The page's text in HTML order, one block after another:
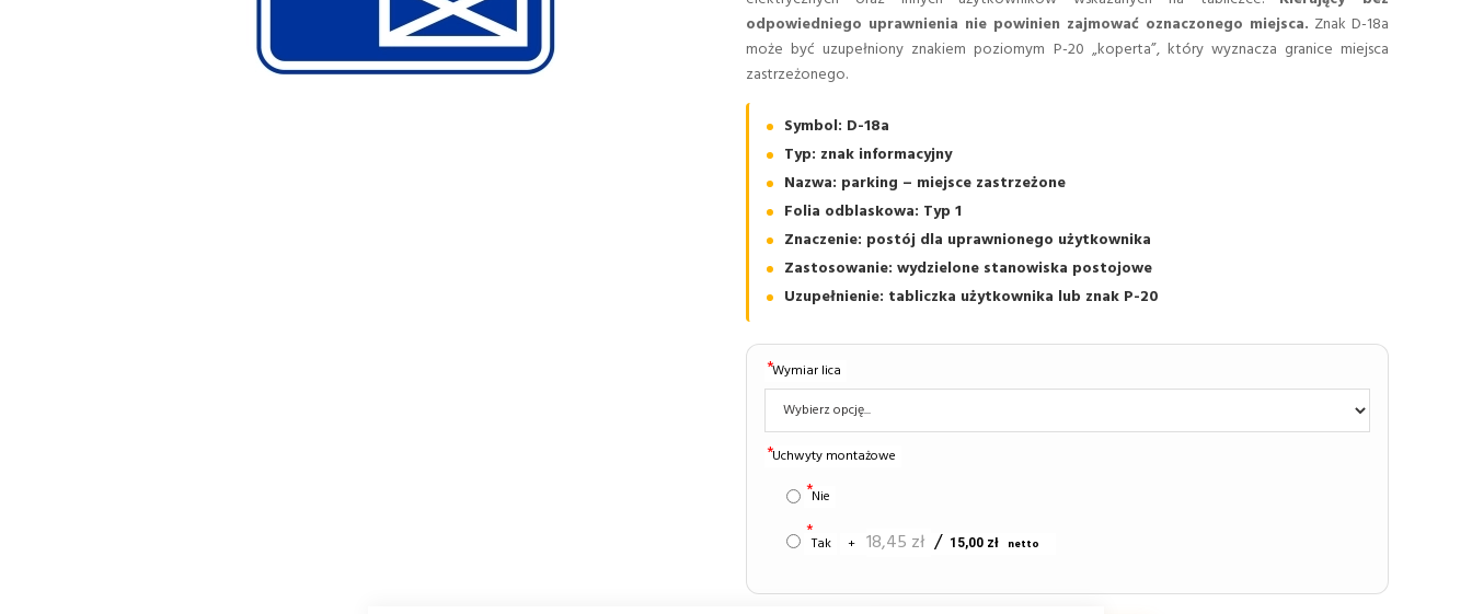
odpowiedniego uprawnienia nie powinien zajmować oznaczonego miejsca. Znak D-18a
może być uzupełniony znakiem poziomym P-20 „koperta”, który wyznacza granice miejsca
zastrzeżonego.
Symbol: D-18a
Typ: znak informacyjny
Nazwa: parking – miejsce zastrzeżone
Folia odblaskowa: Typ 1
Znaczenie: postój dla uprawnionego użytkownika
Zastosowanie: wydzielone stanowiska postojowe
Uzupełnienie: tabliczka użytkownika lub znak P-20
Wymiar lica
Uchwyty montażowe
Nie
Tak + 18,45 zł 15,00 zł